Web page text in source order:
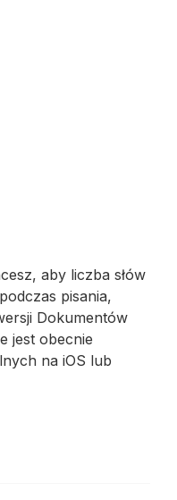
aby liczba słów
pisania,
Dokumentów
jest obecnie
na iOS lub